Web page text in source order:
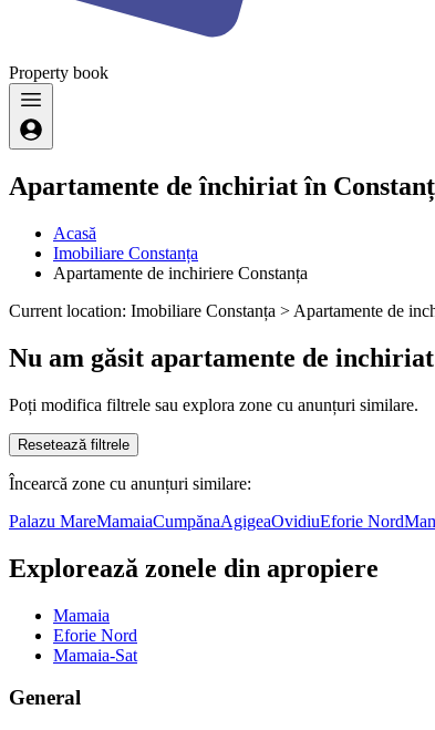
Property book
Apartamente de închiriat în
Acasă
Imobiliare Constanța
Apartamente de inchiriere Constanța
Current location: Imobiliare Constanța > Apartamente de
Nu am găsit apartamente de
Poți modifica filtrele sau explora zone cu anunțuri similare.
Resetează filtrele
Încearcă zone cu anunțuri similare:
Palazu MareMamaiaCumpănaAgigeaOvidiuEforie Nord
Explorează zonele din apropiere
Mamaia
Eforie Nord
Mamaia-Sat
General